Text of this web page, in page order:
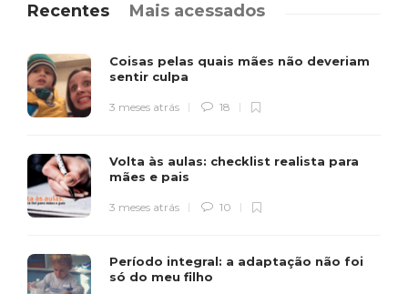
Recentes Mais acessados
Coisas pelas quais mães não deveriam
sentir culpa
3 meses atrás 18
Volta às aulas: checklist realista para
mães e pais
3 meses atrás 10
Período integral: a adaptação não foi
só do meu filho